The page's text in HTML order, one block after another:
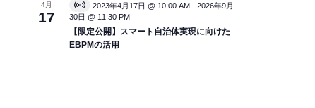
4月
17
V
i
r
t
2023年4月17日 @ 10:00 AM -2026年9月
30日 @ 11:30 PM
【限定公開】スマート自治体実現に向けた
EBPMの活用